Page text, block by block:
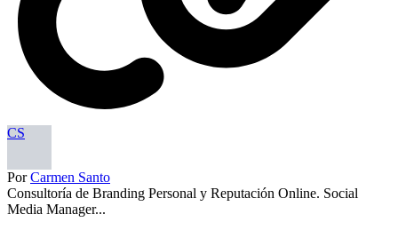
CS
PorCarmen Santo
Consultoría de Branding Personal y Reputación Online. Social
Media Manager...